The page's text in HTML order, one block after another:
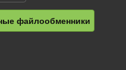
файлообменники